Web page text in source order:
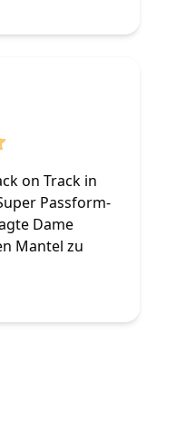
on Track in
Passform-
Dame
Mantel zu